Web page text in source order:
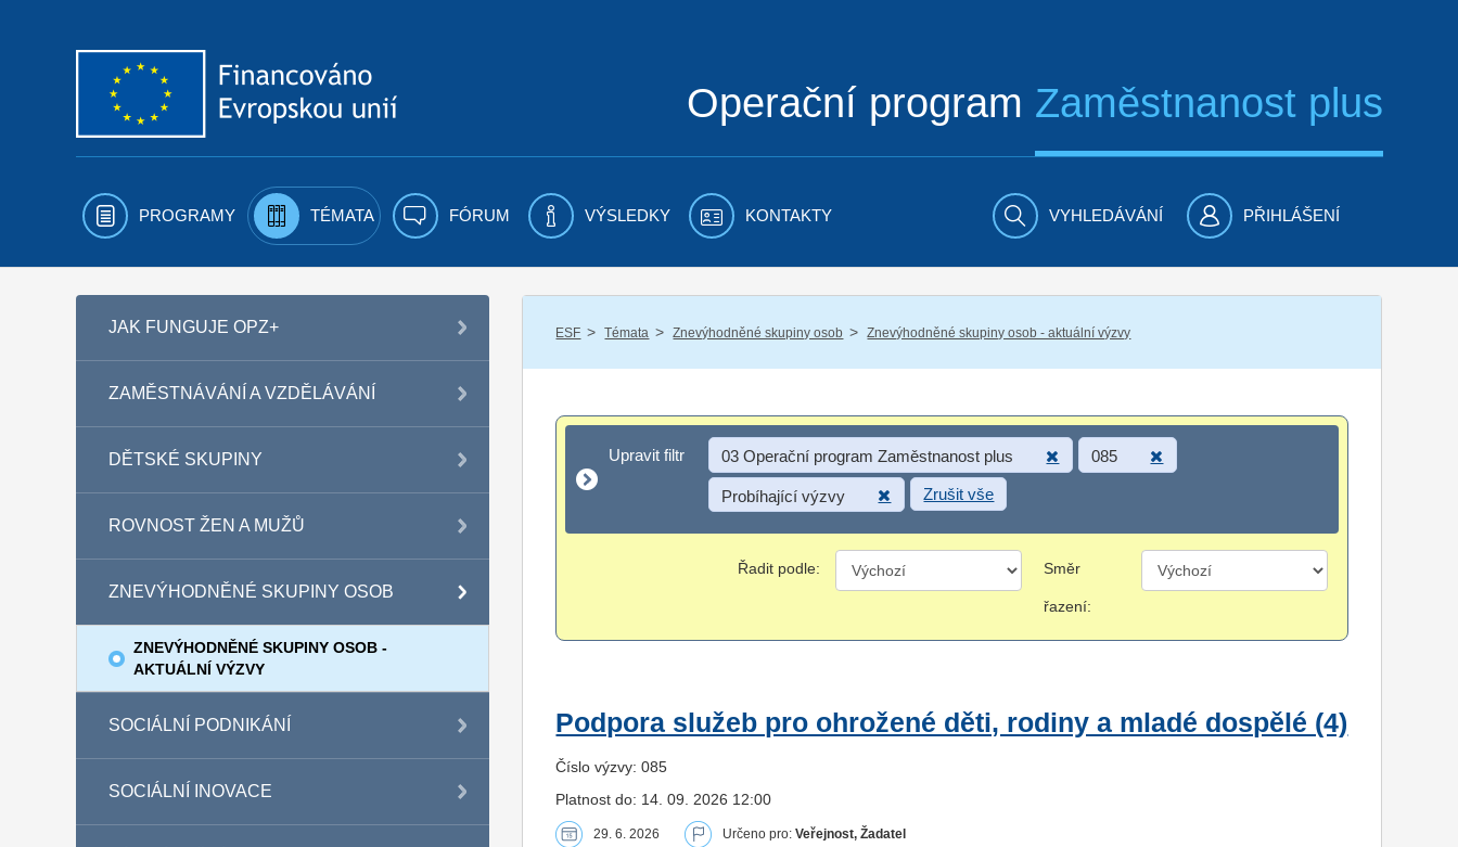
Operační program Zaměstnanost plus
PROGRAMY TÉMATA FÓRUM VÝSLEDKY KONTAKTY VYHLEDÁVÁNÍ PŘIHLÁŠENÍ
JAK FUNGUJE OPZ+
ZAMĚSTNÁVÁNÍ A VZDĚLÁVÁNÍ
DĚTSKÉ SKUPINY
ROVNOST ŽEN A MUŽŮ
ZNEVÝHODNĚNÉ SKUPINY OSOB
ZNEVÝHODNĚNÉ SKUPINY OSOB -
AKTUÁLNÍ VÝZVY
SOCIÁLNÍ PODNIKÁNÍ
SOCIÁLNÍ INOVACE
ESF / Témata / Znevýhodněné skupiny osob / Znevýhodněné skupiny osob - aktuální výzvy
Upravit filtr
Upravit filtr 03 Operační program Zaměstnanost plus 085
Probíhající výzvy Zrušit vše
Řadit podle: Směr
řazení:
Podpora služeb pro ohrožené děti, rodiny a mladé dospělé (4)
Číslo výzvy: 085
Platnost do: 14. 09. 2026 12:00
29. 6. 2026 Určeno pro:Veřejnost, Žadatel